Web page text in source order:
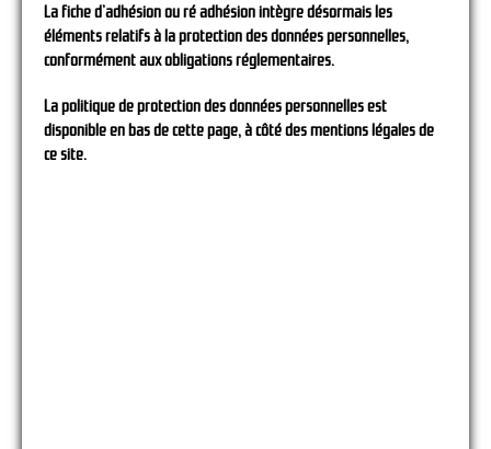
La fiche d’adhésion ou ré adhésion intègre désormais les
éléments relatifs à la protection des données personnelles,
conformément aux obligations réglementaires.
La politique de protection des données personnelles est
disponible en bas de cette page, à côté des mentions légales de
ce site.